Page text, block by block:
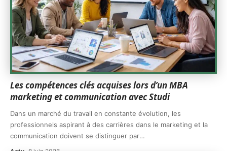
Les compétences clés acquises lors d’un MBA
marketing et communication avec Studi
Dans un marché du travail en constante évolution, les
professionnels aspirant à des carrières dans le marketing et la
communication doivent se distinguer par…